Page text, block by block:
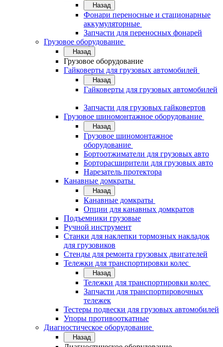
Назад
Фонари переносные и стационарные
аккумуляторные
Запчасти для переносных фонарей
Грузовое оборудование
Назад
Грузовое оборудование
Гайковерты для грузовых автомобилей
Назад
Гайковерты для грузовых автомобилей
Запчасти для грузовых гайковертов
Грузовое шиномонтажное оборудование
Назад
Грузовое шиномонтажное
оборудование
Бортоотжиматели для грузовых авто
Борторасширители для грузовых авто
Нарезатель протектора
Канавные домкраты
Назад
Канавные домкраты
Опции для канавных домкратов
Подъемники грузовые
Ручной инструмент
Станки для наклепки тормозных накладок
для грузовиков
Стенды для ремонта грузовых двигателей
Тележки для транспортировки колес
Назад
Тележки для транспортировки колес
Запчасти для транспортировочных
тележек
Тестеры подвески для грузовых автомобилей
Упоры противооткатные
Диагностическое оборудование
Назад